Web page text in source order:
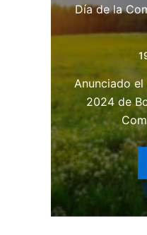
Día de la
Anunciado
2024 de